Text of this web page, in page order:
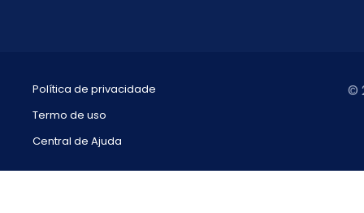
Política de privacidade
Termo de uso
Central de Ajuda
©